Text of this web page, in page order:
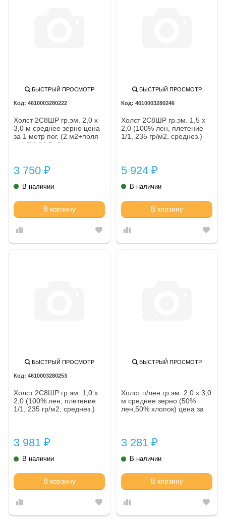
БЫСТРЫЙ ПРОСМОТР
4610003280222
Холст 2С8ШР гр.эм. 2,0 х
3,0 м среднее зерно цена
за 1 метр пог. (2 м2+поля
н/г) ПОДОЛЬСК
3 750 ₽
В наличии
В корзину
БЫСТРЫЙ ПРОСМОТР
4610003280246
Холст 2С8ШР гр.эм. 1,5 х
2,0 (100% лен, плетение
1/1, 235 гр/м2, среднез.)
5 924 ₽
В наличии
В корзину
БЫСТРЫЙ ПРОСМОТР
4610003280253
Холст 2С8ШР гр.эм. 1,0 х
2,0 (100% лен, плетение
1/1, 235 гр/м2, среднез.)
3 981 ₽
В наличии
В корзину
БЫСТРЫЙ ПРОСМОТР
Холст п/лен гр.эм. 2,0 х 3,0
м среднее зерно (50%
лен,50% хлопок) цена за
3 281 ₽
В наличии
В корзину